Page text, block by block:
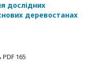
дослідних
деревостанах
165